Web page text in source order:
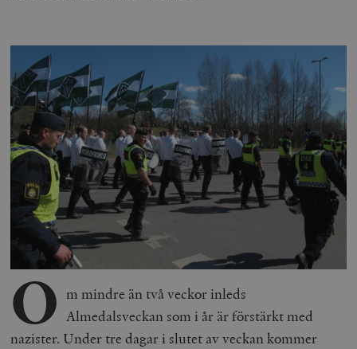
O m mindre än två veckor inleds
Almedalsveckan som i år är förstärkt med
nazister. Under tre dagar i slutet av veckan kommer